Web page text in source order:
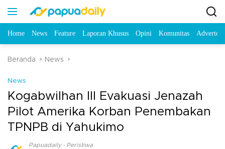
Home News Feature Laporan Khusus Opini Komunitas
Beranda News
News
Kogabwilhan III Evakuasi Jenazah
Pilot Amerika Korban Penembakan
TPNPB di Yahukimo
Papuadaily- Peristiwa